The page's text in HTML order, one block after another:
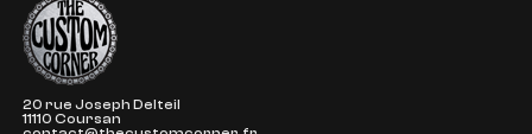
20 rue Joseph Delteil
11110 Coursan